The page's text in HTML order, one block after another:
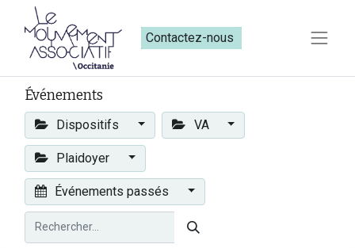
Contactez-nous​​
Événements
Dispositifs VA
Plaidoyer
Événements passés